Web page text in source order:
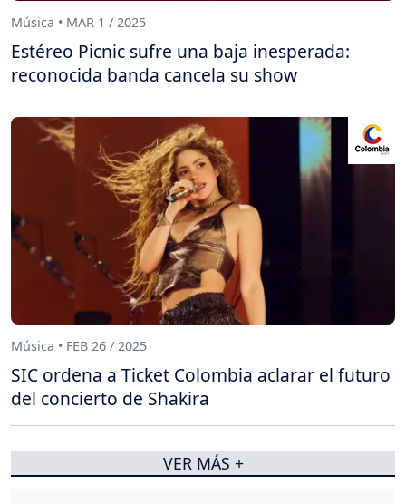
Música • MAR 1 / 2025
Estéreo Picnic sufre una baja inesperada:
reconocida banda cancela su show
Música • FEB 26 / 2025
SIC ordena a Ticket Colombia aclarar el futuro
del concierto de Shakira
VER MÁS +